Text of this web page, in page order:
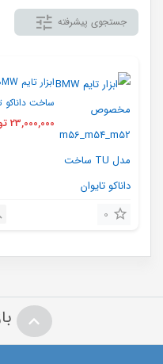
جستجوی پیشرفته
ساخت داناکو
23,000,000
0